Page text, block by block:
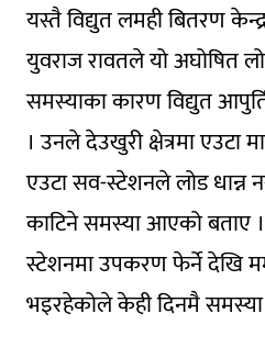
यस्तै विद्युत लमही बितरण
युवराज रावतले यो अघोषित
समस्याका कारण विद्युत
। उनले देउखुरी क्षेत्रमा एउटा
एउटा सव-स्टेशनले लोड धान्न
काटिने समस्या आएको बताए
स्टेशनमा उपकरण फेर्ने देखि
भइरहेकोले केही दिनमै